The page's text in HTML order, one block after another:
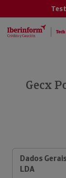
Gecx
Dados
LDA